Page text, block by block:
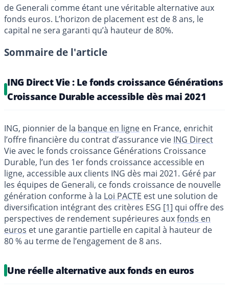
de Generali comme étant une véritable alternative aux
fonds euros. L’horizon de placement est de 8 ans, le
capital ne sera garanti qu’à hauteur de 80%.
Sommaire de l'article
ING Direct Vie : Le fonds croissance Générations
Croissance Durable accessible dès mai 2021
ING, pionnier de la banque en ligne en France, enrichit
l’offre financière du contrat d’assurance vie ING Direct
Vie avec le fonds croissance Générations Croissance
Durable, l’un des 1er fonds croissance accessible en
ligne, accessible aux clients ING dès mai 2021. Géré par
les équipes de Generali, ce fonds croissance de nouvelle
génération conforme à la Loi PACTE est une solution de
diversification intégrant des critères ESG [1] qui offre des
perspectives de rendement supérieures auxfonds en
euros et une garantie partielle en capital à hauteur de
80 % au terme de l’engagement de 8 ans.
Une réelle alternative aux fonds en euros